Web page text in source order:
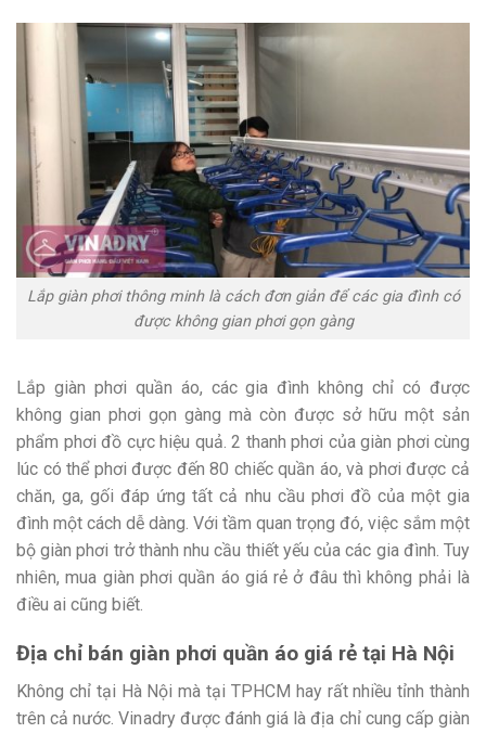
Lắp giàn phơi thông minh là cách đơn giản để các gia đình có
được không gian phơi gọn gàng
Lắp giàn phơi quần áo, các gia đình không chỉ có được
không gian phơi gọn gàng mà còn được sở hữu một sản
phẩm phơi đồ cực hiệu quả. 2 thanh phơi của giàn phơi cùng
lúc có thể phơi được đến 80 chiếc quần áo, và phơi được cả
chăn, ga, gối đáp ứng tất cả nhu cầu phơi đồ của một gia
đình một cách dễ dàng. Với tầm quan trọng đó, việc sắm một
bộ giàn phơi trở thành nhu cầu thiết yếu của các gia đình. Tuy
nhiên, mua giàn phơi quần áo giá rẻ ở đâu thì không phải là
điều ai cũng biết.
Địa chỉ bán giàn phơi quần áo giá rẻ tại Hà Nội
Không chỉ tại Hà Nội mà tại TPHCM hay rất nhiều tỉnh thành
trên cả nước. Vinadry được đánh giá là địa chỉ cung cấp giàn